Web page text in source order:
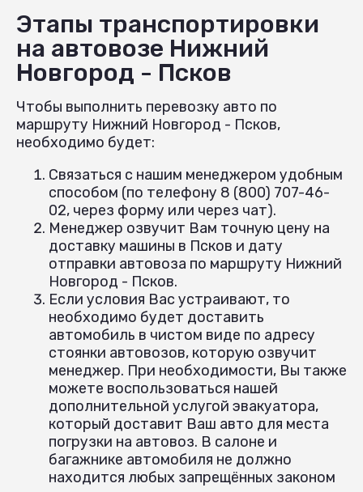
Этапы транспортировки
на автовозе Нижний
Новгород - Псков
Чтобы выполнить перевозку авто по
маршруту Нижний Новгород - Псков,
необходимо будет:
Связаться с нашим менеджером удобным
способом (по телефону 8 (800) 707-46-
02, через форму или через чат).
Менеджер озвучит Вам точную цену на
доставку машины в Псков и дату
отправки автовоза по маршруту Нижний
Новгород - Псков.
Если условия Вас устраивают, то
необходимо будет доставить
автомобиль в чистом виде по адресу
стоянки автовозов, которую озвучит
менеджер. При необходимости, Вы также
можете воспользоваться нашей
дополнительной услугой эвакуатора,
который доставит Ваш авто для места
погрузки на автовоз. В салоне и
багажнике автомобиля не должно
находится любых запрещённых законом